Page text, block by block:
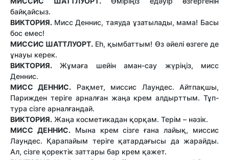
байқайсыз.
ВИКТОРИЯ. Мисс Деннис, таяуда ұзатылады, мама! Басы
бос емес!
МИССИС ШАТТЛУОРТ. Еһ, қымбаттым! Өз әйелі өзгеге де
ұнауы керек.
ВИКТОРИЯ. Жұмаға шейін аман-сау жүріңіз, мисс
Деннис.
МИСС ДЕННИС. Рақмет, миссис Лаундес. Айтпақшы,
Парижден теріге арналған жаңа крем алдырттым. Тұп-
тура сізге арналғандай.
ВИКТОРИЯ. Жаңа косметикадан қорқам. Терім – нәзік.
МИСС ДЕННИС.Мына крем сізге ғана лайық, миссис
Лаундес. Қарапайым теріге қатардағысы да жарайды.
Ал, сізге қоректік заттары бар крем қажет.